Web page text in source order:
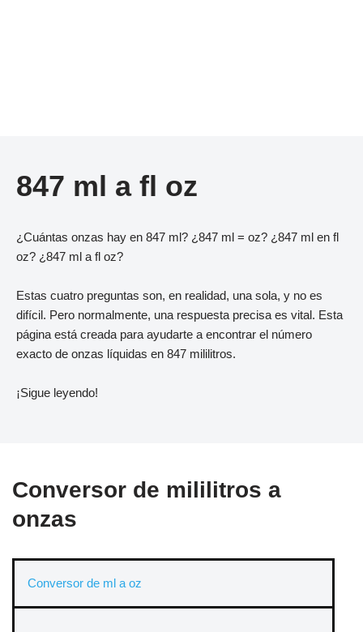
847 ml a fl oz
¿Cuántas onzas hay en 847 ml? ¿847 ml = oz? ¿847 ml en fl
oz? ¿847 ml a fl oz?
Estas cuatro preguntas son, en realidad, una sola, y no es
difícil. Pero normalmente, una respuesta precisa es vital. Esta
página está creada para ayudarte a encontrar el número
exacto de onzas líquidas en 847 mililitros.
¡Sigue leyendo!
Conversor de mililitros a
onzas
Conversor de ml a oz